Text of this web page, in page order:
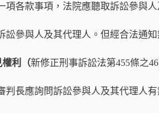
項各款事項，法院應聽取訴訟參與人
訟參與人及其代理人。但經合法通
利（新修正刑事訴訟法第455條之46
判長應詢問訴訟參與人及其代理人